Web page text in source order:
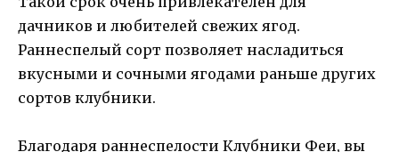
дачников и любителей свежих ягод.
Раннеспелый сорт позволяет насладиться
вкусными и сочными ягодами раньше других
сортов клубники.
Благодаря раннеспелости Клубники Феи, вы